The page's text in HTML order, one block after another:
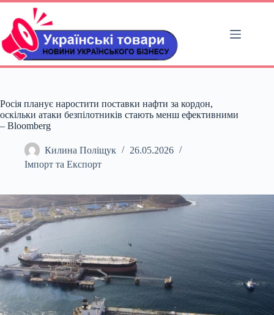
Перейти
вмісту
Росія планує наростити поставки нафти за кордон,
оскільки атаки безпілотників стають менш ефективними
– Bloomberg
Килина Поліщук
26.05.2026
Імпорт та Експорт